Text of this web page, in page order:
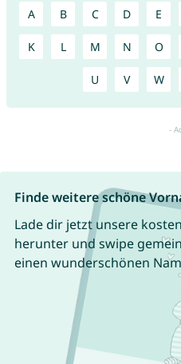
A B C D E
K L M N O
U V W
Finde weitere schöne
Lade dir jetzt unsere
herunter und swipe
einen wunderschönen